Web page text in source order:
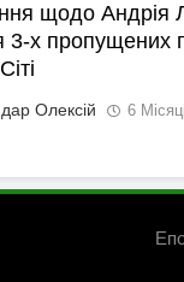
щодо Андрія
3-х пропущених
Олексій 6